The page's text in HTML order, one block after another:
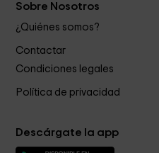
Sobre Nosotros
¿Quiénes somos?
Contactar
Condiciones legales
Política de privacidad
Descárgate la app